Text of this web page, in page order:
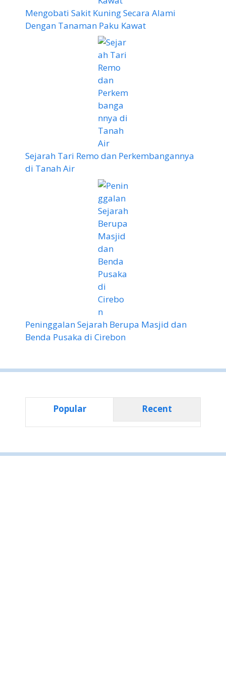
Mengobati Sakit Kuning Secara Alami
Dengan Tanaman Paku Kawat
Sejarah Tari Remo dan Perkembangannya
di Tanah Air
Peninggalan Sejarah Berupa Masjid dan
Benda Pusaka di Cirebon
Popular Recent